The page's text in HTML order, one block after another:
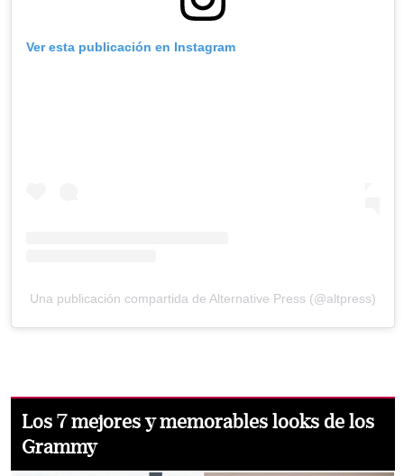
Ver esta publicación en Instagram
Una publicación compartida de Alternative Press (@altpress)
Los 7 mejores y memorables looks de los
Grammy